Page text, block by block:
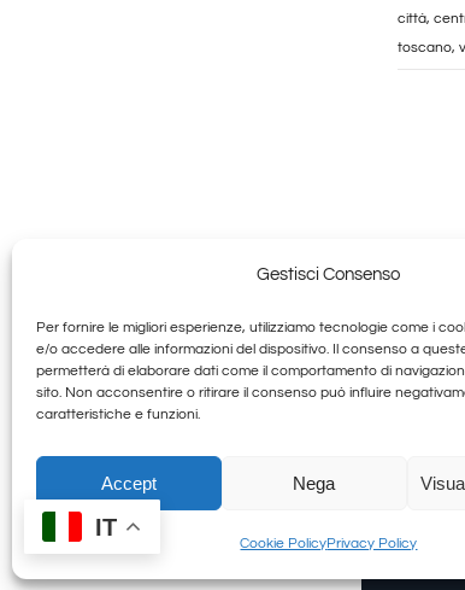
Gestisci Consenso
Per fornire le migliori esperienze, utilizziamo tecnologie come i
e/o accedere alle informazioni del dispositivo. Il consenso a
permetterà di elaborare dati come il comportamento di
sito. Non acconsentire o ritirare il consenso può influire
caratteristiche e funzioni.
Accept Nega
Cookie PolicyPrivacy Policy
città,
toscano,
Allegra
©
IT